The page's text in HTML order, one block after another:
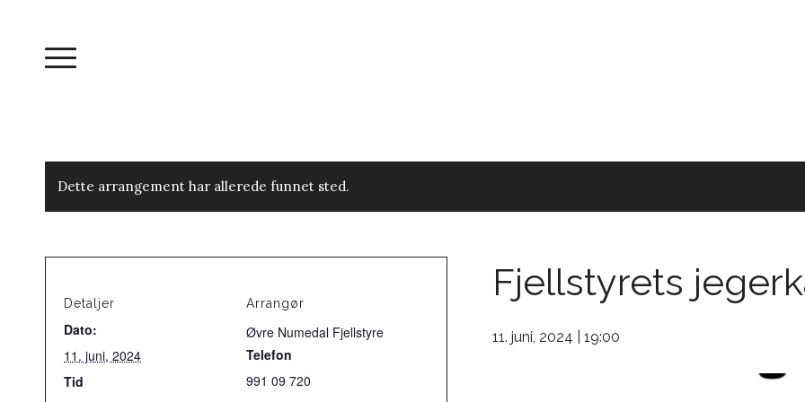
Dette arrangement har allerede funnet sted.
Fjellstyrets
11. juni, 2024 | 19:00
Detaljer
Dato:
11. juni, 2024
Tid
Arrangør
Øvre Numedal Fjellstyre
Telefon
991 09 720